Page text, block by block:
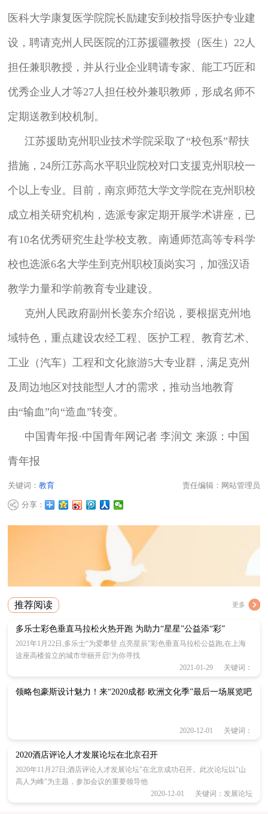
医科大学康复医学院院长励建安到校指导医护专业建
设，聘请克州人民医院的江苏援疆教授（医生）22人
担任兼职教授，并从行业企业聘请专家、能工巧匠和
优秀企业人才等27人担任校外兼职教师，形成名师不
定期送教到校机制。
江苏援助克州职业技术学院采取了“校包系”帮扶
措施，24所江苏高水平职业院校对口支援克州职校一
个以上专业。目前，南京师范大学文学院在克州职校
成立相关研究机构，选派专家定期开展学术讲座，已
有10名优秀研究生赴学校支教。南通师范高等专科学
校也选派6名大学生到克州职校顶岗实习，加强汉语
教学力量和学前教育专业建设。
克州人民政府副州长姜东介绍说，要根据克州地
域特色，重点建设农经工程、医护工程、教育艺术、
工业（汽车）工程和文化旅游5大专业群，满足克州
及周边地区对技能型人才的需求，推动当地教育
由“输血”向“造血”转变。
中国青年报·中国青年网记者 李润文 来源：中国
青年报
关键词：教育 责任编辑：网站管理员
分享：
推荐阅读 更多
多乐士彩色垂直马拉松火热开跑 为助力“星星”公益添“彩”
2021年1月22日,多乐士“为爱攀登 点亮星辰”彩色垂直马拉松公益跑,在上海
这座高楼耸立的城市华丽开启!为你寻找
2021-01-29 关键词：
领略包豪斯设计魅力！来“2020成都·欧洲文化季”最后一场展览吧
2020-12-01 关键词：
2020酒店评论人才发展论坛在北京召开
2020年11月27日;酒店评论人才发展论坛"在北京成功召开。此次论坛以"山
高人为峰"为主题，参加会议的重要领导他
2020-12-01 关键词：发展论坛